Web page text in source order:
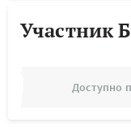
Участник
Доступно